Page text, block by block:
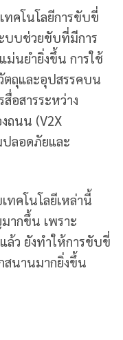
คโนโลยีการขับขี่
บบช่วยขับที่มีการ
ม่นยำยิ่งขึ้น การใช้
ตถุและอุปสรรคบน
อสารระหว่าง
ถนน (V2X
ลอดภัยและ
ทคโนโลยีเหล่านี้
ากขึ้น เพราะ
ล้ว ยังทำให้การขับขี่
สนานมากยิ่งขึ้น